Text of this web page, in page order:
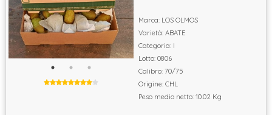
Marca: LOS OLMOS
Varietà: ABATE
Categoria: I
Lotto: 0806
Calibro: 70/75
Origine: CHL
Peso medio netto: 10.02 Kg